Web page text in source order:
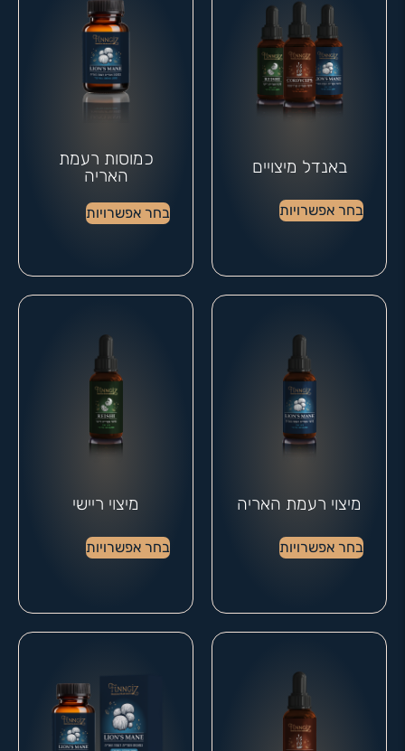
באנדל מיצויים
בחר אפשרויות
כמוסות רעמת
האריה
בחר אפשרויות
מיצוי רעמת האריה
בחר אפשרויות
מיצוי ריישי
בחר אפשרויות